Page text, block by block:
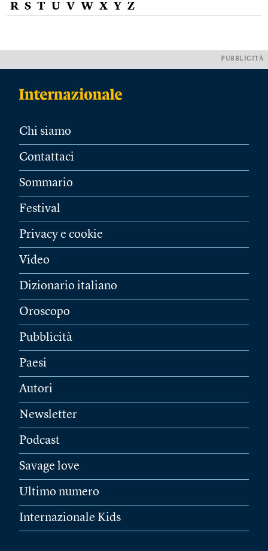
R S T U V W X Y Z
PUBBLICITÀ
Chi siamo
Contattaci
Sommario
Festival
Privacy e cookie
Video
Dizionario italiano
Oroscopo
Pubblicità
Paesi
Autori
Newsletter
Podcast
Savage love
Ultimo numero
Internazionale Kids